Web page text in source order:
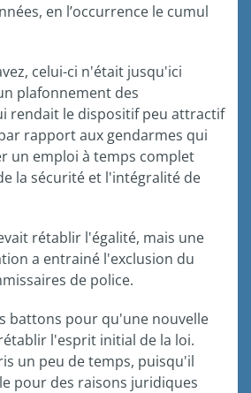
en l’occurrence le cumul
celui-ci n'était jusqu'ici
plafonnement des
rendait le dispositif peu attractif
rapport aux gendarmes qui
un emploi à temps complet
la sécurité et l'intégralité de
rétablir l'égalité, mais une
a entrainé l'exclusion du
de police.
battons pour qu'une nouvelle
l'esprit initial de la loi.
un peu de temps, puisqu'il
pour des raisons juridiques